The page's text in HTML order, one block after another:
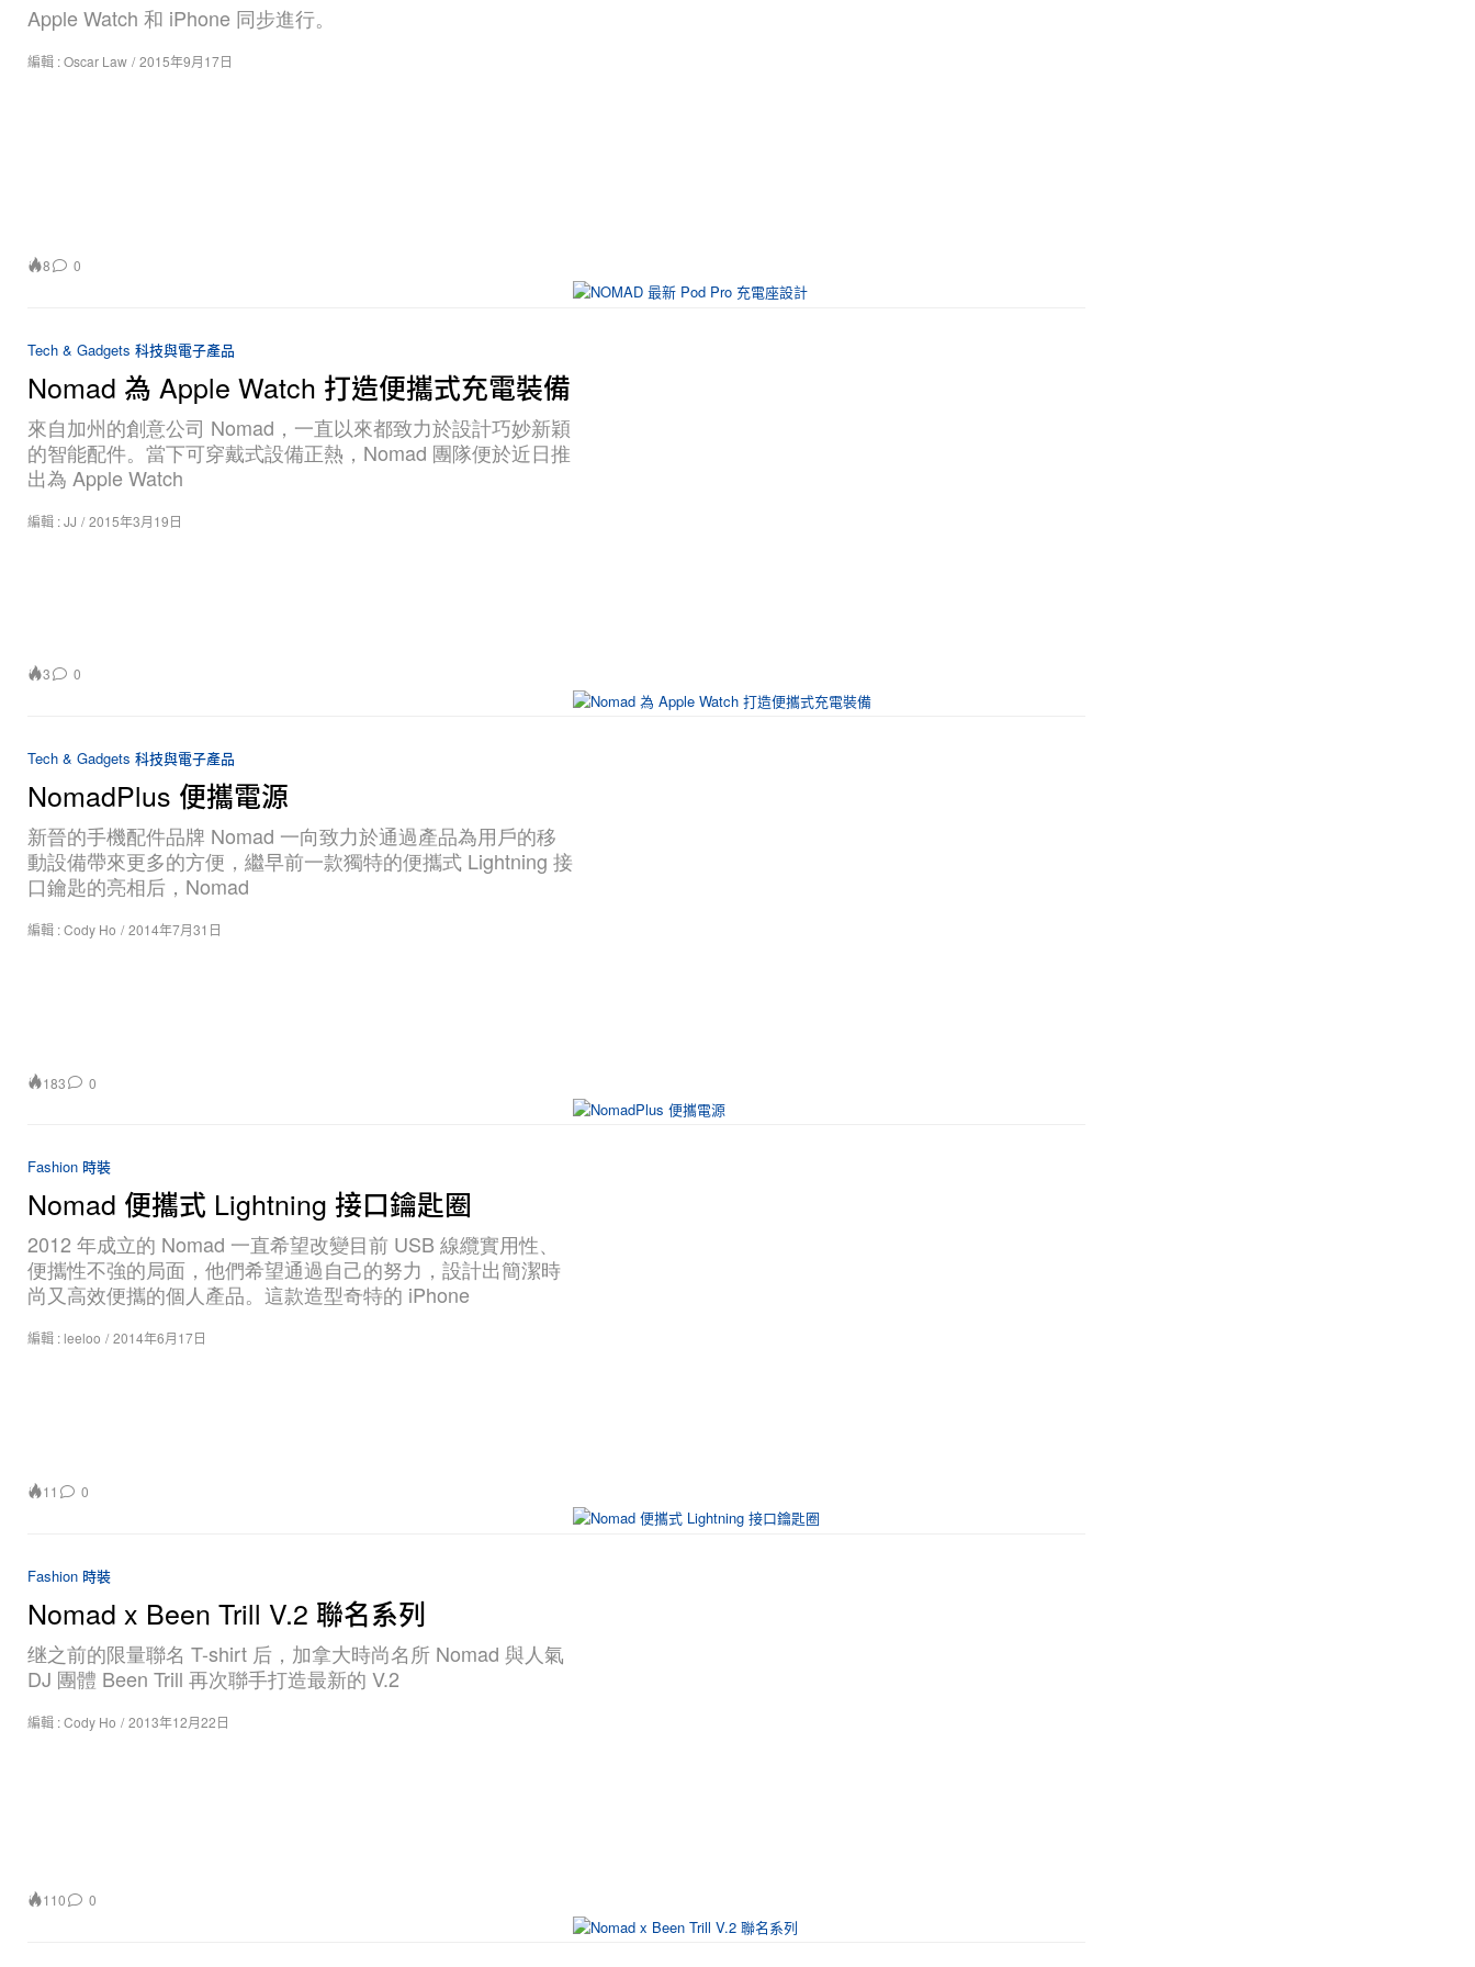
Apple Watch 和 iPhone 同步進行。
編輯 :Oscar Law / 2015年9月17日
8 0
Tech & Gadgets 科技與電子產品
Nomad 為 Apple Watch 打造便攜式充電裝備
來自加州的創意公司 Nomad，一直以來都致力於設計巧妙新穎
的智能配件。當下可穿戴式設備正熱，Nomad 團隊便於近日推
出為 Apple Watch
編輯 :JJ / 2015年3月19日
3 0
Tech & Gadgets 科技與電子產品
NomadPlus 便攜電源
新晉的手機配件品牌 Nomad 一向致力於通過產品為用戶的移
動設備帶來更多的方便，繼早前一款獨特的便攜式 Lightning 接
口鑰匙的亮相后，Nomad
編輯 :Cody Ho / 2014年7月31日
183 0
Fashion 時裝
Nomad 便攜式 Lightning 接口鑰匙圈
2012 年成立的 Nomad 一直希望改變目前 USB 線纜實用性、
便攜性不強的局面，他們希望通過自己的努力，設計出簡潔時
尚又高效便攜的個人產品。這款造型奇特的 iPhone
編輯 : leeloo / 2014年6月17日
11 0
Fashion 時裝
Nomad x Been Trill V.2 聯名系列
继之前的限量聯名 T-shirt 后，加拿大時尚名所 Nomad 與人氣
DJ 團體 Been Trill 再次聯手打造最新的 V.2
編輯 :Cody Ho / 2013年12月22日
110 0